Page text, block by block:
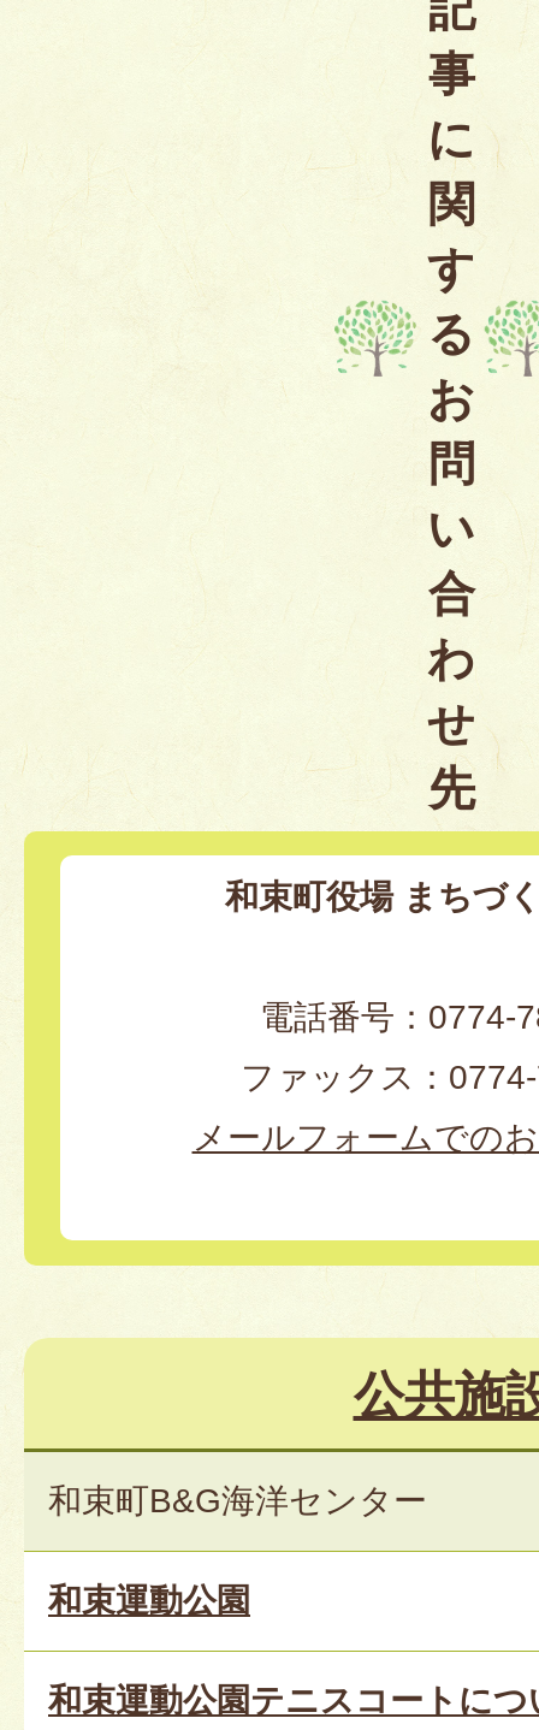
事
に
関
す
る
お
問
い
合
わ
せ
先
和束町役場 まちづ
電話番号：0774-
ファックス：
メールフォームでの
公共施
和束町B&G海洋センター
和束運動公園
和束運動公園テニスコートにつ